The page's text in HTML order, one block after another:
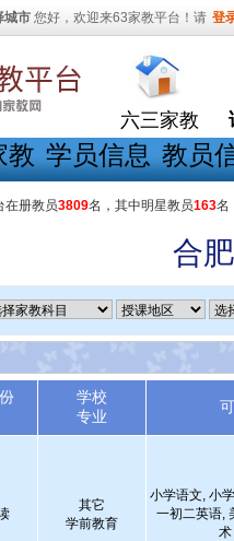
城市 您好，欢迎来63家教平台！请 登
六三家教
教 学员信息 教员
在册教员3809名，其中明星教员163名
合
学校
专业
其它
学前教育
小学语文, 小
一初二英语,